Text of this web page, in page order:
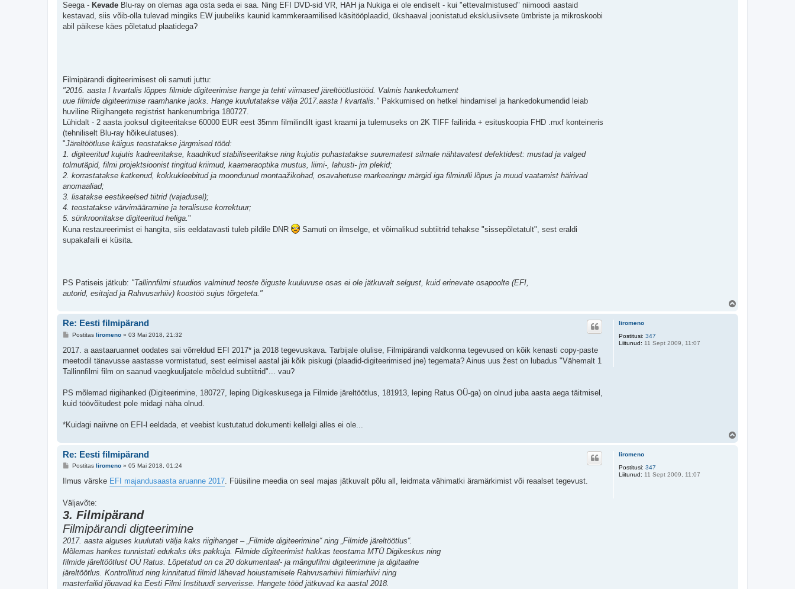
Seega - Kevade Blu-ray on olemas aga osta seda ei saa. Ning EFI DVD-sid VR, HAH ja Nukiga ei ole endiselt - kui "ettevalmistused" niimoodi aastaid
kestavad, siis võib-olla tulevad mingiks EW juubeliks kaunid kammkeraamilised käsitööplaadid, ükshaaval joonistatud eksklusiivsete ümbriste ja mikroskoobi
abil päikese käes põletatud plaatidega?
Filmipärandi digiteerimisest oli samuti juttu:
"2016. aasta I kvartalis lõppes filmide digiteerimise hange ja tehti viimased järeltöötlustööd. Valmis hankedokument
uue filmide digiteerimise raamhanke jaoks. Hange kuulutatakse välja 2017.aasta I kvartalis." Pakkumised on hetkel hindamisel ja hankedokumendid leiab
huviline Riigihangete registrist hankenumbriga 180727.
Lühidalt - 2 aasta jooksul digiteeritakse 60000 EUR eest 35mm filmilindilt igast kraami ja tulemuseks on 2K TIFF failirida + esituskoopia FHD .mxf konteineris
(tehniliselt Blu-ray hõikeulatuses).
"Järeltöötluse käigus teostatakse järgmised tööd:
1. digiteeritud kujutis kadreeritakse, kaadrikud stabiliseeritakse ning kujutis puhastatakse suurematest silmale nähtavatest defektidest: mustad ja valged
tolmutäpid, filmi projektsioonist tingitud kriimud, kaameraoptika mustus, liimi-, lahusti- jm plekid;
2. korrastatakse katkenud, kokkukleebitud ja moondunud montaažikohad, osavahetuse markeeringu märgid iga filmirulli lõpus ja muud vaatamist häirivad
anomaaliad;
3. lisatakse eestikeelsed tiitrid (vajadusel);
4. teostatakse värvimääramine ja teralisuse korrektuur;
5. sünkroonitakse digiteeritud heliga."
Kuna restaureerimist ei hangita, siis eeldatavasti tuleb pildile DNR
Samuti on ilmselge, et võimalikud subtiitrid tehakse "sissepõletatult", sest eraldi
supakafaili ei küsita.
PS Patiseis jätkub: "Tallinnfilmi stuudios valminud teoste õiguste kuuluvuse osas ei ole jätkuvalt selgust, kuid erinevate osapoolte (EFI,
autorid, esitajad ja Rahvusarhiiv) koostöö sujus tõrgeteta."
liromeno
Postitusi: 347
Liitunud: 11 Sept 2009, 11:07
Re: Eesti filmipärand
P
s
i
t
Postitas liromeno» 03 Mai 2018, 21:32
2017. a aastaaruannet oodates sai võrreldud EFI 2017* ja 2018 tegevuskava. Tarbijale olulise, Filmipärandi valdkonna tegevused on kõik kenasti copy-paste
meetodil tänavusse aastasse vormistatud, sest eelmisel aastal jäi kõik piskugi (plaadid-digiteerimised jne) tegemata? Ainus uus žest on lubadus "Vähemalt 1
Tallinnfilmi film on saanud vaegkuuljatele mõeldud subtiitrid"... vau?
PS mõlemad riigihanked (Digiteerimine, 180727, leping Digikeskusega ja Filmide järeltöötlus, 181913, leping Ratus OÜ-ga) on olnud juba aasta aega täitmisel,
kuid töövõitudest pole midagi näha olnud.
*Kuidagi naiivne on EFI-l eeldada, et veebist kustutatud dokumenti kellelgi alles ei ole...
liromeno
Postitusi: 347
Liitunud: 11 Sept 2009, 11:07
Re: Eesti filmipärand
P
s
t
u
Postitas liromeno» 05 Mai 2018, 01:24
Ilmus värske EFI majandusaasta aruanne 2017. Füüsiline meedia on seal majas jätkuvalt põlu all, leidmata vähimatki äramärkimist või reaalset tegevust.
Väljavõte:
3. Filmipärand
Filmipärandi digteerimine
2017. aasta alguses kuulutati välja kaks riigihanget – „Filmide digiteerimine“ ning „Filmide järeltöötlus“.
Mõlemas hankes tunnistati edukaks üks pakkuja. Filmide digiteerimist hakkas teostama MTÜ Digikeskus ning
filmide järeltöötlust OÜ Ratus. Lõpetatud on ca 20 dokumentaal- ja mängufilmi digiteerimine ja digitaalne
järeltöötlus. Kontrollitud ning kinnitatud filmid lähevad hoiustamisele Rahvusarhiivi filmiarhiivi ning
masterfailid jõuavad ka Eesti Filmi Instituudi serverisse. Hangete tööd jätkuvad ka aastal 2018.